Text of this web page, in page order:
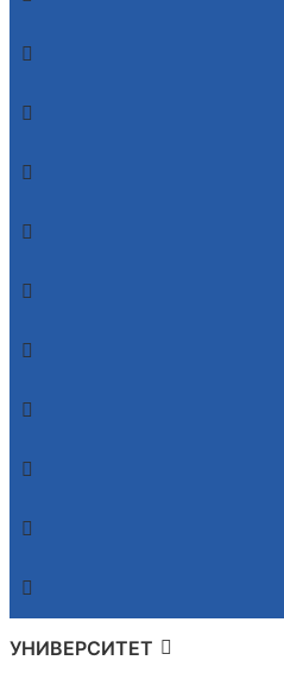
УНИВЕРСИТЕТ